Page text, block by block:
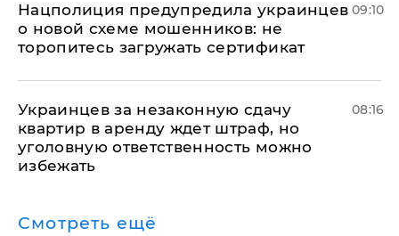
Нацполиция предупредила украинцев
о новой схеме мошенников: не
торопитесь загружать сертификат
09:10
Украинцев за незаконную сдачу
квартир в аренду ждет штраф, но
уголовную ответственность можно
избежать
08:16
Смотреть ещё